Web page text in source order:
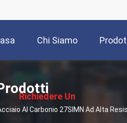
Chi Siamo
Richiedere Un
Al Carbonio 27SIMN Ad Alta